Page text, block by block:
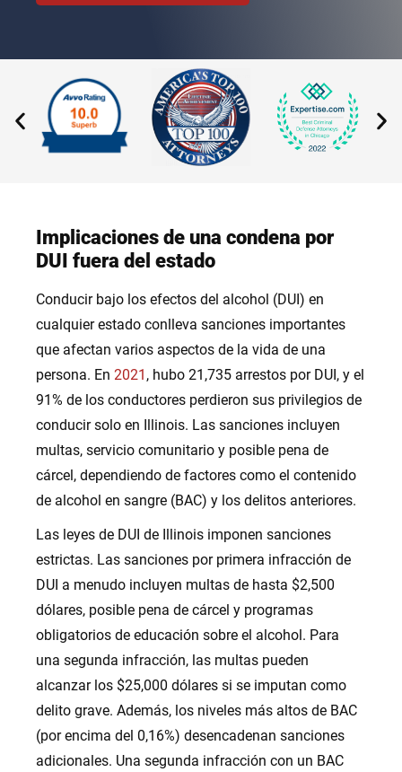
Implicaciones de una condena por
DUI fuera del estado
Conducir bajo los efectos del alcohol (DUI) en
cualquier estado conlleva sanciones importantes
que afectan varios aspectos de la vida de una
persona. En 2021 , hubo 21,735 arrestos por DUI, y el
91% de los conductores perdieron sus privilegios de
conducir solo en Illinois. Las sanciones incluyen
multas, servicio comunitario y posible pena de
cárcel, dependiendo de factores como el contenido
de alcohol en sangre (BAC) y los delitos anteriores.
Las leyes de DUI de Illinois imponen sanciones
estrictas. Las sanciones por primera infracción de
DUI a menudo incluyen multas de hasta $2,500
dólares, posible pena de cárcel y programas
obligatorios de educación sobre el alcohol. Para
una segunda infracción, las multas pueden
alcanzar los $25,000 dólares si se imputan como
delito grave. Además, los niveles más altos de BAC
(por encima del 0,16%) desencadenan sanciones
adicionales. Una segunda infracción con un BAC